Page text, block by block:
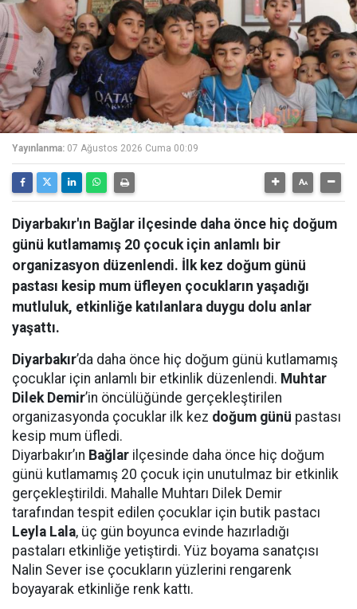
Yayınlanma: 07 Ağustos 2026 Cuma 00:09
Diyarbakır'ın Bağlar ilçesinde daha önce hiç doğum
günü kutlamamış 20 çocuk için anlamlı bir
organizasyon düzenlendi. İlk kez doğum günü
pastası kesip mum üfleyen çocukların yaşadığı
mutluluk, etkinliğe katılanlara duygu dolu anlar
yaşattı.
Diyarbakır’da daha önce hiç doğum günü kutlamamış
çocuklar için anlamlı bir etkinlik düzenlendi. Muhtar
Dilek Demir’in öncülüğünde gerçekleştirilen
organizasyonda çocuklar ilk kez doğum günü pastası
kesip mum üfledi.
Diyarbakır’ın Bağlar ilçesinde daha önce hiç doğum
günü kutlamamış 20 çocuk için unutulmaz bir etkinlik
gerçekleştirildi. Mahalle Muhtarı Dilek Demir
tarafından tespit edilen çocuklar için butik pastacı
Leyla Lala, üç gün boyunca evinde hazırladığı
pastaları etkinliğe yetiştirdi. Yüz boyama sanatçısı
Nalin Sever ise çocukların yüzlerini rengarenk
boyayarak etkinliğe renk kattı.